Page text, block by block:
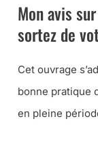
Mon avis
sortez de
Cet ouvrage
bonne pratique
en pleine